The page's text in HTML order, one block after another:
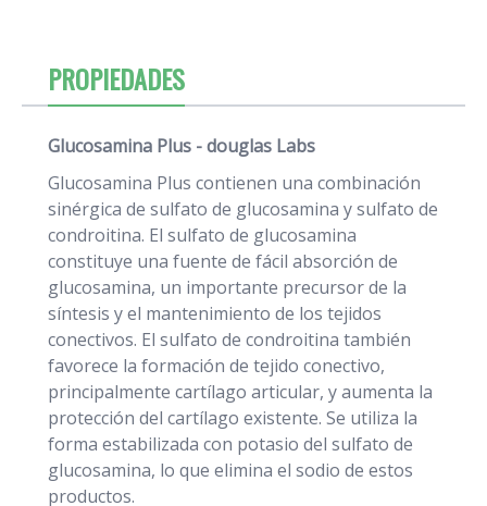
PROPIEDADES
Glucosamina Plus - douglas Labs
Glucosamina Plus contienen una combinación
sinérgica de sulfato de glucosamina y sulfato de
condroitina. El sulfato de glucosamina
constituye una fuente de fácil absorción de
glucosamina, un importante precursor de la
síntesis y el mantenimiento de los tejidos
conectivos. El sulfato de condroitina también
favorece la formación de tejido conectivo,
principalmente cartílago articular, y aumenta la
protección del cartílago existente. Se utiliza la
forma estabilizada con potasio del sulfato de
glucosamina, lo que elimina el sodio de estos
productos.